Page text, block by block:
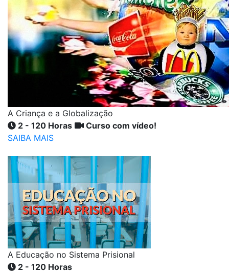
A Criança e a Globalização
2 - 120 Horas
Curso com vídeo!
SAIBA MAIS
A Educação no Sistema Prisional
2 - 120 Horas